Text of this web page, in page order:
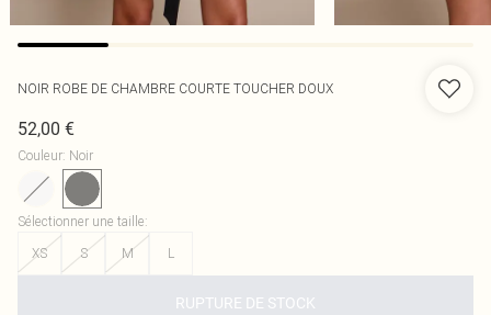
NOIR ROBE DE CHAMBRE COURTE TOUCHER DOUX
52,00 €
Couleur: Noir
Sélectionner une taille:
XS
S M L
RUPTURE DE STOCK